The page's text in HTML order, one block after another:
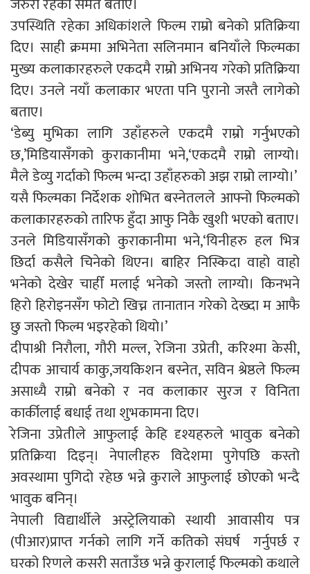
उपस्थिति रहेका अधिकांशले फिल्म राम्रो बनेको प्रतिक्रिया
दिए। साही क्रममा अभिनेता सलिनमान बनियाँले फिल्मका
मुख्य कलाकारहरुले एकदमै राम्रो अभिनय गरेको प्रतिक्रिया
दिए। उनले नयाँ कलाकार भएता पनि पुरानो जस्तै लागेको
बताए।
‘डेब्यु मुभिका लागि उहाँहरुले एकदमै राम्रो गर्नुभएको
छ,’मिडियासँगको कुराकानीमा भने,‘एकदमै राम्रो लाग्यो।
मैले डेव्यु गर्दाको फिल्म भन्दा उहाँहरुको अझ राम्रो लाग्यो।’
यसै फिल्मका निर्देशक शोभित बस्नेतलले आफ्नो फिल्मको
कलाकारहरुको तारिफ हुँदा आफु निकै खुशी भएको बताए।
उनले मिडियासँगको कुराकानीमा भने,‘यिनीहरु हल भित्र
छिर्दा कसैले चिनेको थिएन। बाहिर निस्किदा वाहो वाहो
भनेको देखेर चाहीँ मलाई भनेको जस्तो लाग्यो। किनभने
हिरो हिरोइनसँग फोटो खिच्न तानातान गरेको देख्दा म आफै
छु जस्तो फिल्म भइरहेको थियो।’
दीपाश्री निरौला, गौरी मल्ल, रेजिना उप्रेती, करिश्मा केसी,
दीपक आचार्य काकु,जयकिशन बस्नेत, सविन श्रेष्ठले फिल्म
असाध्यै राम्रो बनेको र नव कलाकार सुरज र विनिता
कार्कीलाई बधाई तथा शुभकामना दिए।
रेजिना उप्रेतीले आफुलाई केहि दृश्यहरुले भावुक बनेको
प्रतिक्रिया दिइन्। नेपालीहरु विदेशमा पुगेपछि कस्तो
अवस्थामा पुगिदो रहेछ भन्ने कुराले आफुलाई छोएको भन्दै
भावुक बनिन्।
नेपाली विद्यार्थीले अस्ट्रेलियाको स्थायी आवासीय पत्र
(पीआर)प्राप्त गर्नको लागि गर्ने कतिको संघर्ष गर्नुपर्छ र
घरको रिणले कसरी सताउँछ भन्ने कुरालाई फिल्मको कथाले